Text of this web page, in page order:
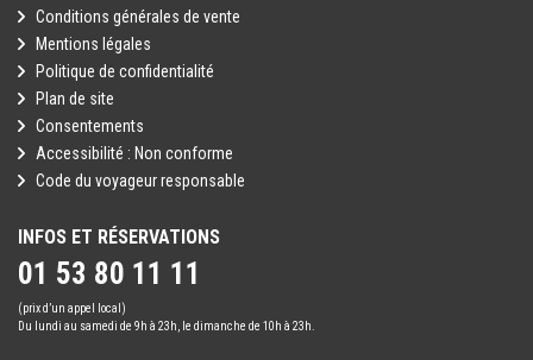
Conditions générales de vente
Mentions légales
Politique de confidentialité
Plan de site
Consentements
Accessibilité : Non conforme
Code du voyageur responsable
INFOS ET RÉSERVATIONS
01 53 80 11 11
(prix d’un appel local)
Du lundi au samedi de 9h à 23h, le dimanche de 10h à 23h.